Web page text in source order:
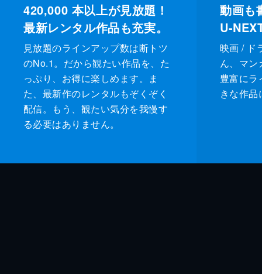
420,000 本以上が見放題！
最新レンタル作品も充実。
見放題のラインアップ数は断トツ
のNo.1。だから観たい作品を、た
っぷり、お得に楽しめます。ま
た、最新作のレンタルもぞくぞく
配信。もう、観たい気分を我慢す
る必要はありません。
動画も
U-
映画 / ド
ん、マン
豊富にラ
きな作